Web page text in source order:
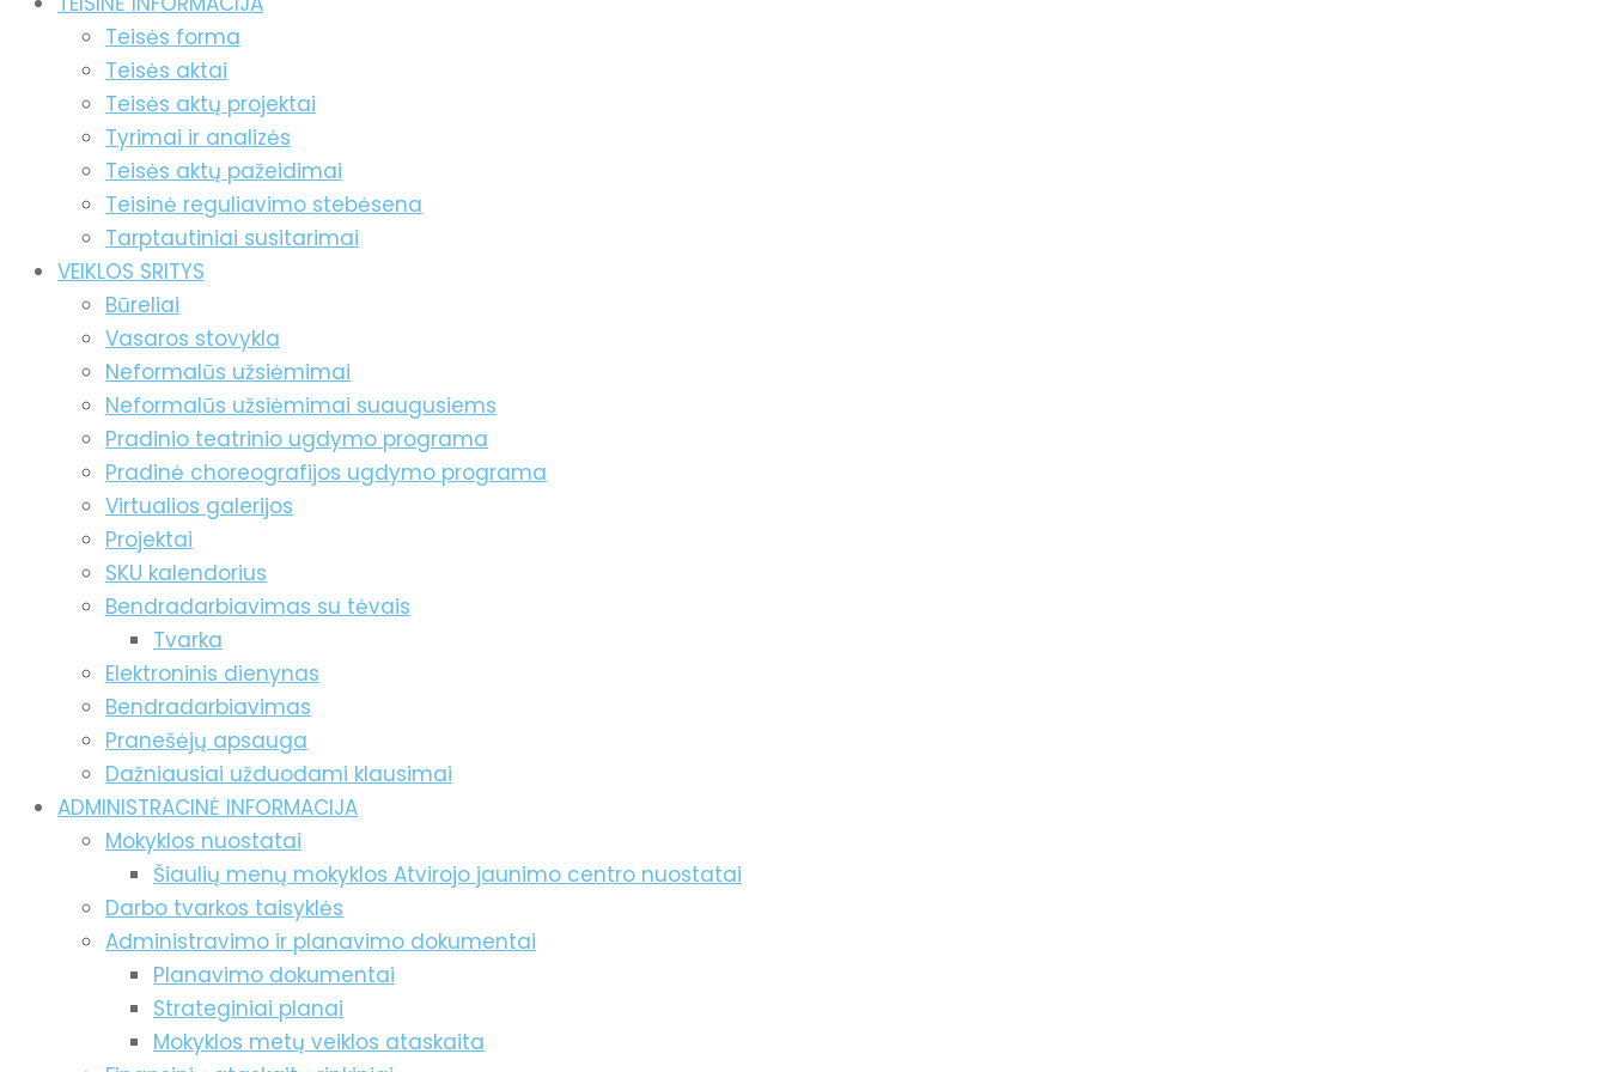
Teisės forma
Teisės aktai
Teisės aktų projektai
Tyrimai ir analizės
Teisės aktų pažeidimai
Teisinė reguliavimo stebėsena
Tarptautiniai susitarimai
VEIKLOS SRITYS
Būreliai
Vasaros stovykla
Neformalūs užsiėmimai
Neformalūs užsiėmimai suaugusiems
Pradinio teatrinio ugdymo programa
Pradinė choreografijos ugdymo programa
Virtualios galerijos
Projektai
SKU kalendorius
Bendradarbiavimas su tėvais
Tvarka
Elektroninis dienynas
Bendradarbiavimas
Pranešėjų apsauga
Dažniausiai užduodami klausimai
ADMINISTRACINĖ INFORMACIJA
Mokyklos nuostatai
Šiaulių menų mokyklos Atvirojo jaunimo centro nuostatai
Darbo tvarkos taisyklės
Administravimo ir planavimo dokumentai
Planavimo dokumentai
Strateginiai planai
Mokyklos metų veiklos ataskaita